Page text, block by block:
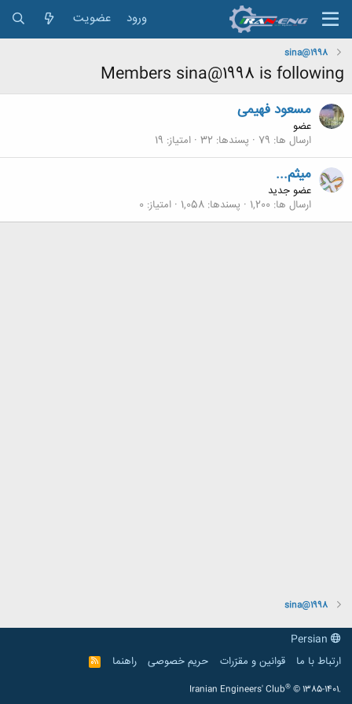
ورود عضویت
sina@1998
Members sina@1998 is following
مسعود فهیمی
عضو
ارسال ها 79 پسندها 32 امتیاز 19
میثم...
عضو جدید
ارسال ها 1,200 پسندها 1,058 امتیاز 0
sina@1998
ارتباط با ما
قوانین و مقرّرات حریم خصوصی راهنما
R
S
Iranian Engineers' Club® © 1385-1401.